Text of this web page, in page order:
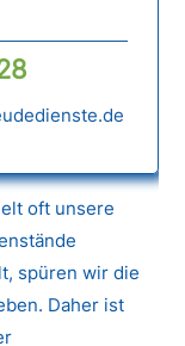
oft unsere
spüren wir die
Daher ist